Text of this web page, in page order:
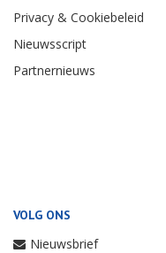
Privacy & Cookiebeleid
Nieuwsscript
Partnernieuws
VOLG ONS
Nieuwsbrief